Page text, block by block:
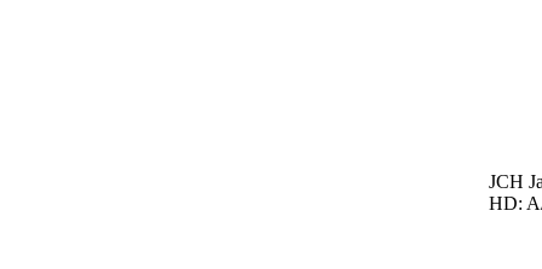
JCH
HD: